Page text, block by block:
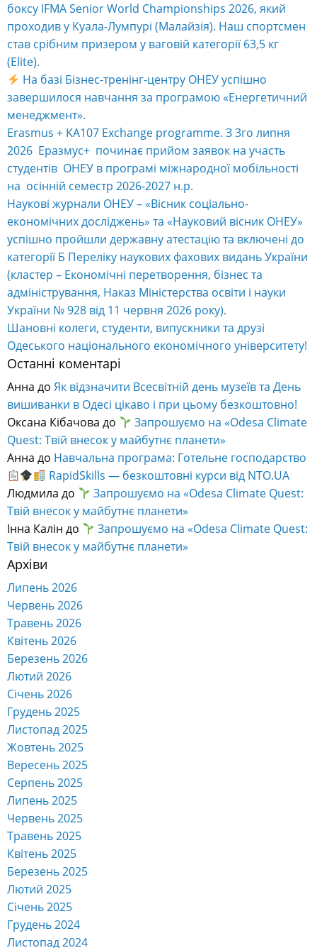
боксу IFMA Senior World Championships 2026, який
проходив у Куала-Лумпурі (Малайзія). Наш спортсмен
став срібним призером у ваговій категорії 63,5 кг
(Elite).
На базі Бізнес-тренінг-центру ОНЕУ успішно
завершилося навчання за програмою «Енергетичний
менеджмент».
Erasmus + KA107 Exchange programme. З 3го липня
2026 Еразмус+ починає прийом заявок на участь
студентів ОНЕУ в програмі міжнародної мобільності
на осінній семестр 2026-2027 н.р.
Наукові журнали ОНЕУ – «Вісник соціально-
економічних досліджень» та «Науковий вісник ОНЕУ»
успішно пройшли державну атестацію та включені до
категорії Б Переліку наукових фахових видань України
(кластер – Економічні перетворення, бізнес та
адміністрування, Наказ Міністерства освіти і науки
України № 928 від 11 червня 2026 року).
Шановні колеги, студенти, випускники та друзі
Одеського національного економічного університету!
Останні коментарі
Анна до Як відзначити Всесвітній день музеїв та День
вишиванки в Одесі цікаво і при цьому безкоштовно!
Оксана Кібачова до
Запрошуємо на «Odesa Climate
Quest: Твій внесок у майбутнє планети»
Анна до Навчальна програма: Готельне господарство
RapidSkills — безкоштовні курси від NTO.UA
Людмила до
Запрошуємо на «Odesa Climate Quest:
Твій внесок у майбутнє планети»
Інна Калін до
Запрошуємо на «Odesa Climate Quest:
Твій внесок у майбутнє планети»
Архіви
Липень 2026
Червень 2026
Травень 2026
Квітень 2026
Березень 2026
Лютий 2026
Січень 2026
Грудень 2025
Листопад 2025
Жовтень 2025
Вересень 2025
Серпень 2025
Липень 2025
Червень 2025
Травень 2025
Квітень 2025
Березень 2025
Лютий 2025
Січень 2025
Грудень 2024
Листопад 2024